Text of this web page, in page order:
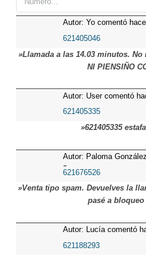
Autor: Yo comentó
621405046
»Llamada a las 14.03 minutos. No
NI PIENSIÑO
Autor: User comentó
621405335
»621405335
Autor: Paloma
5 meses
621676526
»Venta tipo spam. Devuelves la
pasé a
Autor: Lucía comentó
621188293